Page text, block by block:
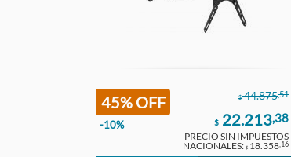
$ 44.875,51
45% OFF
-10% $ 22.213,38
PRECIO SIN IMPUESTOS
NACIONALES: $ 18.358,16